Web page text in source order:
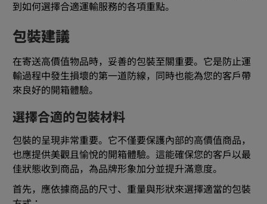
到如何選擇合適運輸服務的各項重點。
包裝建議
在寄送高價值物品時，妥善的包裝至關重要。它是防止運
輸過程中發生損壞的第一道防線，同時也能為您的客戶帶
來良好的開箱體驗。
選擇合適的包裝材料
包裝的呈現非常重要。它不僅要保護內部的高價值商品，
也應提供美觀且愉悅的開箱體驗。這能確保您的客戶以最
佳狀態收到商品，為品牌形象加分並提升滿意度。
首先，應依據商品的尺寸、重量與形狀來選擇適當的包裝